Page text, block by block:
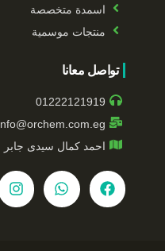
اسمدة متخصصة
منتجات موسمية
تواصل معانا
01222121919
احمد كمال سيدى جابر